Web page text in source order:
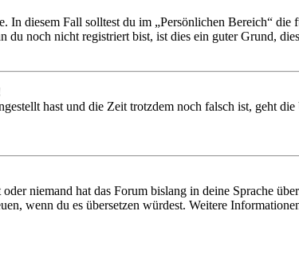
diesem Fall solltest du im „Persönlichen Bereich“
noch nicht registriert bist, ist dies ein guter Grund,
hast und die Zeit trotzdem noch falsch ist, geht
niemand hat das Forum bislang in deine Sprache
wenn du es übersetzen würdest. Weitere